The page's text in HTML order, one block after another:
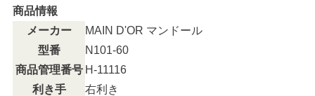
商品情報
メーカー
MAIN D'OR マンドール
型番
N101-60
商品管理番号 H-11116
利き手
右利き